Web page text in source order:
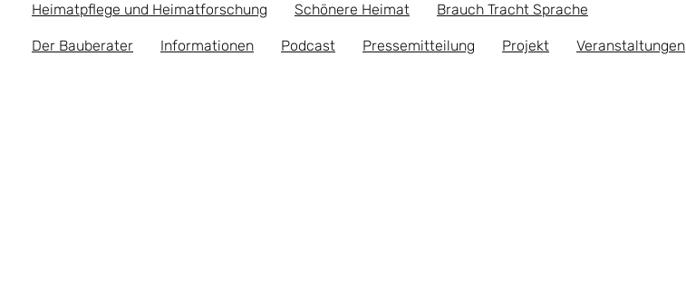
Heimatpflege und Heimatforschung Schönere Heimat Brauch Tracht Sprache
Der Bauberater Informationen Podcast Pressemitteilung Projekt Veranstaltungen